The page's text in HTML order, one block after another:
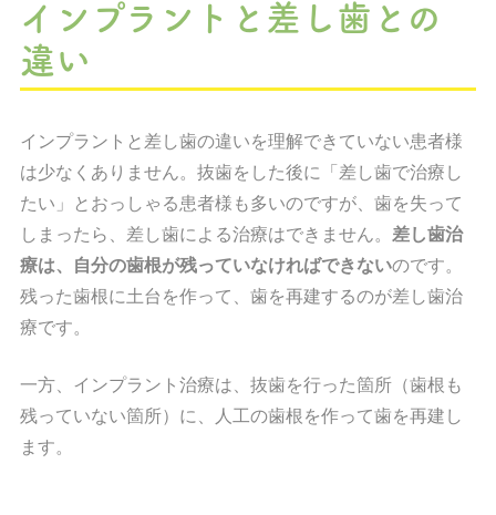
インプラントと差し歯との
違い
インプラントと差し歯の違いを理解できていない患者様
は少なくありません。抜歯をした後に「差し歯で治療し
たい」とおっしゃる患者様も多いのですが、歯を失って
しまったら、差し歯による治療はできません。 差し歯治
療は、自分の歯根が残っていなければできないのです。
残った歯根に土台を作って、歯を再建するのが差し歯治
療です。
一方、インプラント治療は、抜歯を行った箇所（歯根も
残っていない箇所）に、人工の歯根を作って歯を再建し
ます。